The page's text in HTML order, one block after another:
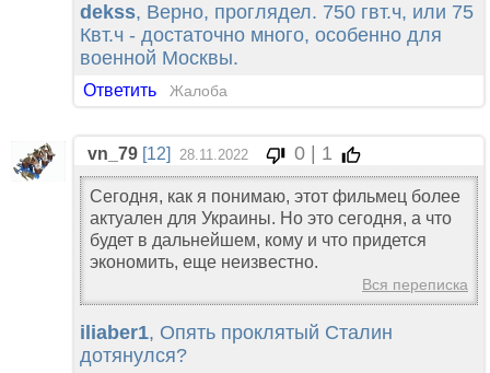
dekss, Верно, проглядел. 750 гвт.ч, или 75
Квт.ч - достаточно много, особенно для
военной Москвы.
Ответить Жалоба
vn_79 [12] 28.11.2022 0 | 1
Сегодня, как я понимаю, этот фильмец более
актуален для Украины. Но это сегодня, а что
будет в дальнейшем, кому и что придется
экономить, еще неизвестно.
Вся переписка
iliaber1, Опять проклятый Сталин
дотянулся?